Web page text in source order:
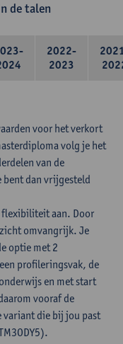
de talen
2022-
2023
voor het verkort
volg je het
van de
dan vrijgesteld
flexibiliteit aan. Door
omvangrijk. Je
optie met 2
profileringsvak, de
en met start
vooraf de
variant die bij jou past